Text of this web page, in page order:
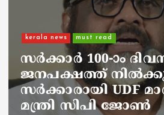
must read
നാടെങ്ങും പൊലീസ്
ചായകുടിക്കാൻ
അർജുൻ ആയങ്കി;
സഞ്ചരിക്കുന്നത്
മാറ്റി